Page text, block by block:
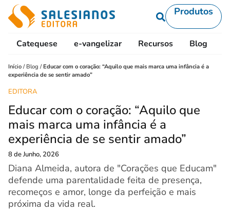
Produtos
Catequese e-vangelizar Recursos Blog
Início / Blog /Educar com o coração: “Aquilo que mais marca uma infância é a
experiência de se sentir amado”
EDITORA
Educar com o coração: “Aquilo que
mais marca uma infância é a
experiência de se sentir amado”
8 de Junho, 2026
Diana Almeida, autora de "Corações que Educam"
defende uma parentalidade feita de presença,
recomeços e amor, longe da perfeição e mais
próxima da vida real.